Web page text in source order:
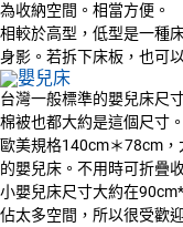
為收納空間。相當方便。
相較於高型，低型是一種
身影。若拆下床板，也可
台灣一般標準的嬰兒床尺
棉被也都大約是這個尺寸
歐美規格140cm＊78cm
的嬰兒床。不用時可折疊
小嬰兒床尺寸大約在
佔太多空間，所以很受歡迎